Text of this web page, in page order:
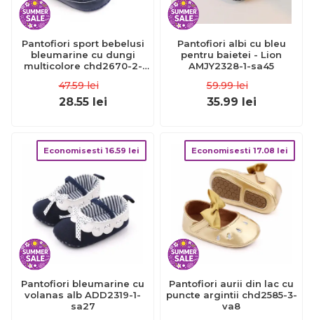
Pantofiori sport bebelusi
bleumarine cu dungi
multicolore chd2670-2-
47.59 lei
28.55 lei
Pantofiori albi cu bleu
pentru baietei - Lion
AMJY2328-1-sa45
59.99 lei
35.99 lei
Economisesti 16.59 lei
Pantofiori bleumarine cu
volanas alb ADD2319-1-
sa27
Economisesti 17.08 lei
Pantofiori aurii din lac cu
puncte argintii chd2585-3-
va8